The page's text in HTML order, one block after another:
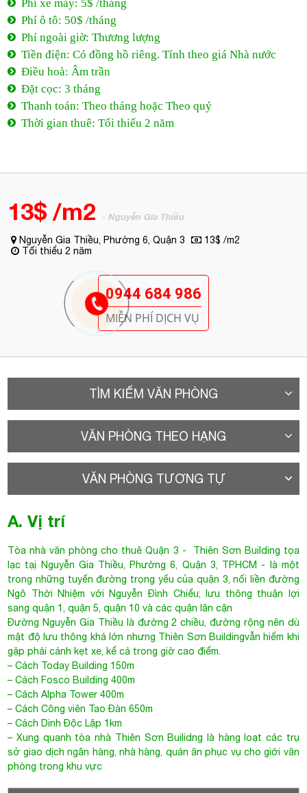
Thời gian thuê: Tối thiểu 2 năm
13$ /m2 - Nguyễn Gia Thiều
Nguyễn Gia Thiều, Phường 6, Quận 3
0944 684 986
TÌM KIẾM VĂN PHÒNG
VĂN PHÒNG THEO HẠNG
A. Vị trí
Tòa nhà văn phòng cho thuê Quận 3- Thiên Sơn Building tọa
trong những tuyến đường trọng yếu của quận 3, nối liền đường
Ngô Thời Nhiệm với Nguyễn Đình Chiểu; lưu thông thuận lợi
sang quận 1, quận 5, quận 10 và các quận lân cận
mật độ lưu thông khá lớn nhưng Thiên Sơn Buildingvẫn hiếm khi
– Cách Today Building 150m
– Cách Fosco Building 400m
– Cách Alpha Tower 400m
– Cách Công viên Tao Đàn 650m
– Cách Dinh Độc Lập 1km
– Xung quanh tòa nhàThiên Sơn Builidnglà hàng loạt các trụ
sở giao dịch ngân hàng, nhà hàng, quán ăn phục vụ cho giới văn
phòng trong khu vực
Tham khảo thêm những cao ốc văn phòng cùng tuyến đường
NGUYỄN GIA THIỀU
PVC SAIGON BUILDING
13$ /m2
B. Thông tin chi tiết